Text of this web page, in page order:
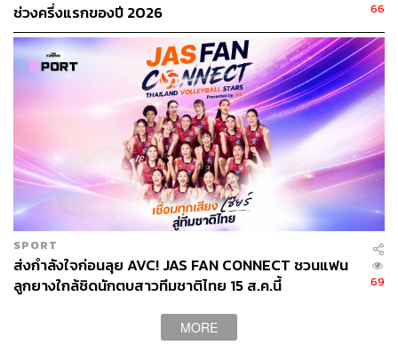
ช่วงครึ่งแรกของปี 2026
66
SPORT
ส่งกำลังใจก่อนลุย AVC! JAS FAN CONNECT ชวนแฟน
ลูกยางใกล้ชิดนักตบสาวทีมชาติไทย 15 ส.ค.นี้
69
MORE